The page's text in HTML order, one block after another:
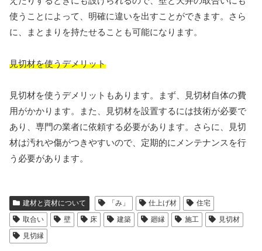
使うことによって、明確に違いを出すことができます。さら
に、まとまりを持たせることも可能になります。
見切材を使うデメリット
見切材を使うデメリットもあります。まず、見切材自体の費
用がかかります。また、見切材を設置するには技術が必要で
あり、専門の業者に依頼する必要があります。さらに、見切
材は汚れや傷がつきやすいので、定期的にメンテナンスを行
う必要があります。
建材と資材について 「み」 仕上げ材
住宅
取合い
壁 床 建築 廻縁 施工
見切材
見切縁